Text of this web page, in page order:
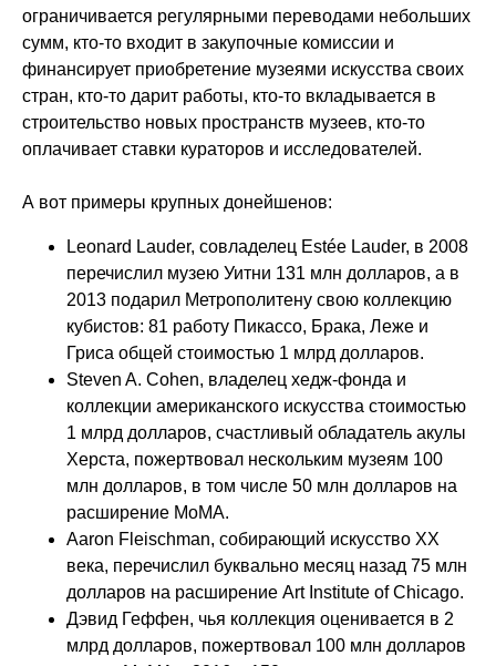
ограничивается регулярными переводами небольших
сумм, кто-то входит в закупочные комиссии и
финансирует приобретение музеями искусства своих
стран, кто-то дарит работы, кто-то вкладывается в
строительство новых пространств музеев, кто-то
оплачивает ставки кураторов и исследователей.
А вот примеры крупных донейшенов:
Leonard Lauder, совладелец Estée Lauder, в 2008
перечислил музею Уитни 131 млн долларов, а в
2013 подарил Метрополитену свою коллекцию
кубистов: 81 работу Пикассо, Брака, Леже и
Гриса общей стоимостью 1 млрд долларов.
Steven A. Cohen, владелец хедж-фонда и
коллекции американского искусства стоимостью
1 млрд долларов, счастливый обладатель акулы
Херста, пожертвовал нескольким музеям 100
млн долларов, в том числе 50 млн долларов на
расширение MoMA.
Aaron Fleischman, собирающий искусство XX
века, перечислил буквально месяц назад 75 млн
долларов на расширение Art Institute of Chicago.
Дэвид Геффен, чья коллекция оценивается в 2
млрд долларов, пожертвовал 100 млн долларов